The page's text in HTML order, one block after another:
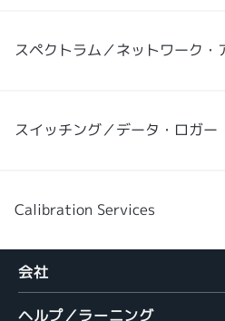
スペクトラム／ネットワーク・
スイッチング／データ・ロガー
Calibration Services
会社
ヘルプ／ラーニング